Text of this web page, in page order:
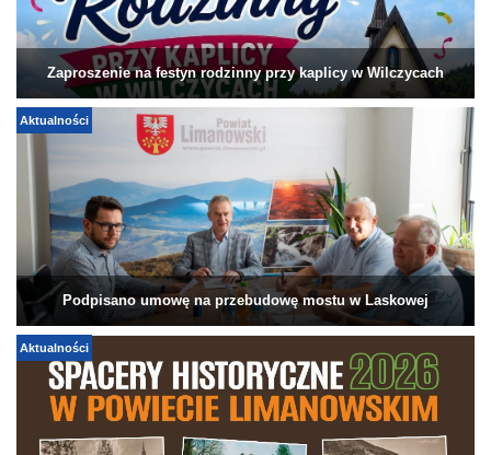
Zaproszenie na festyn rodzinny przy kaplicy w Wilczycach
Aktualności
Podpisano umowę na przebudowę mostu w Laskowej
Aktualności